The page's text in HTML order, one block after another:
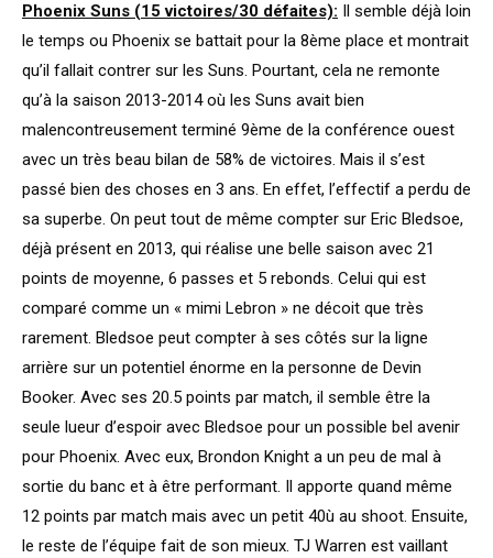
Phoenix Suns (15 victoires/30 défaites): Il semble déjà loin
le temps ou Phoenix se battait pour la 8ème place et montrait
qu’il fallait contrer sur les Suns. Pourtant, cela ne remonte
qu’à la saison 2013-2014 où les Suns avait bien
malencontreusement terminé 9ème de la conférence ouest
avec un très beau bilan de 58% de victoires. Mais il s’est
passé bien des choses en 3 ans. En effet, l’effectif a perdu de
sa superbe. On peut tout de même compter sur Eric Bledsoe,
déjà présent en 2013, qui réalise une belle saison avec 21
points de moyenne, 6 passes et 5 rebonds. Celui qui est
comparé comme un « mimi Lebron » ne décoit que très
rarement. Bledsoe peut compter à ses côtés sur la ligne
arrière sur un potentiel énorme en la personne de Devin
Booker. Avec ses 20.5 points par match, il semble être la
seule lueur d’espoir avec Bledsoe pour un possible bel avenir
pour Phoenix. Avec eux, Brondon Knight a un peu de mal à
sortie du banc et à être performant. Il apporte quand même
12 points par match mais avec un petit 40ù au shoot. Ensuite,
le reste de l’équipe fait de son mieux. TJ Warren est vaillant